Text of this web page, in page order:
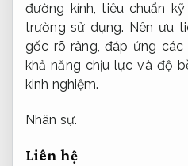
đường kính, tiêu chuẩn
trường sử dụng. Nên ưu
gốc rõ ràng, đáp ứng
khả năng chịu lực và độ
kinh nghiệm.
Nhân sự.
Liên hệ